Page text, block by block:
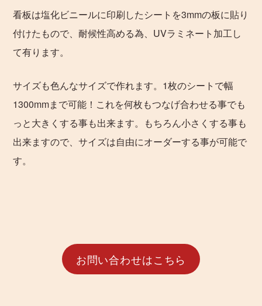
看板は塩化ビニールに印刷したシートを3mmの板に貼り
付けたもので、耐候性高める為、UVラミネート加工し
て有ります。
サイズも色んなサイズで作れます。1枚のシートで幅
1300mmまで可能！これを何枚もつなげ合わせる事でも
っと大きくする事も出来ます。もちろん小さくする事も
出来ますので、サイズは自由にオーダーする事が可能で
す。
お問い合わせはこちら